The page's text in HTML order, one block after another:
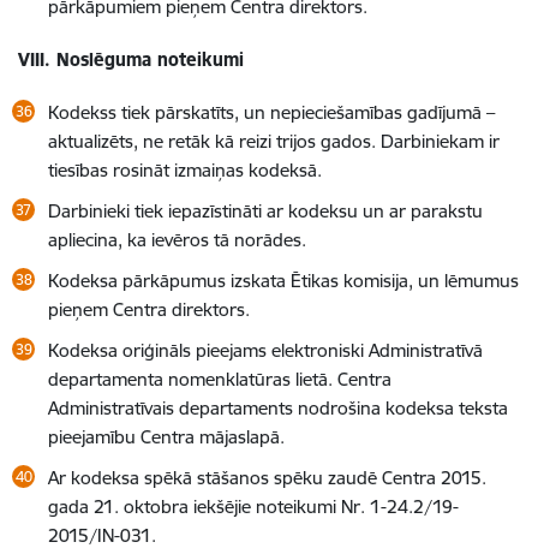
pārkāpumiem pieņem Centra direktors.
VIII. Noslēguma noteikumi
Kodekss tiek pārskatīts, un nepieciešamības gadījumā –
aktualizēts, ne retāk kā reizi trijos gados. Darbiniekam ir
tiesības rosināt izmaiņas kodeksā.
Darbinieki tiek iepazīstināti ar kodeksu un ar parakstu
apliecina, ka ievēros tā norādes.
Kodeksa pārkāpumus izskata Ētikas komisija, un lēmumus
pieņem Centra direktors.
Kodeksa oriģināls pieejams elektroniski Administratīvā
departamenta nomenklatūras lietā. Centra
Administratīvais departaments nodrošina kodeksa teksta
pieejamību Centra mājaslapā.
Ar kodeksa spēkā stāšanos spēku zaudē Centra 2015.
gada 21. oktobra iekšējie noteikumi Nr. 1-24.2/19-
2015/IN-031.